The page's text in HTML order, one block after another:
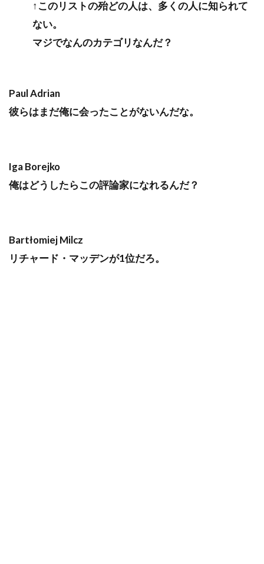
↑このリストの殆どの人は、多くの人に知られて
ない。
マジでなんのカテゴリなんだ？
Paul Adrian
彼らはまだ俺に会ったことがないんだな。
Iga Borejko
俺はどうしたらこの評論家になれるんだ？
Bartłomiej Milcz
リチャード・マッデンが1位だろ。